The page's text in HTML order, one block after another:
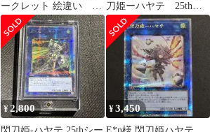
ークレット 絵違い プ
リズマ プリシク
刀姫ーハヤテ 25thシ
ークレット
¥2,800 ¥3,450